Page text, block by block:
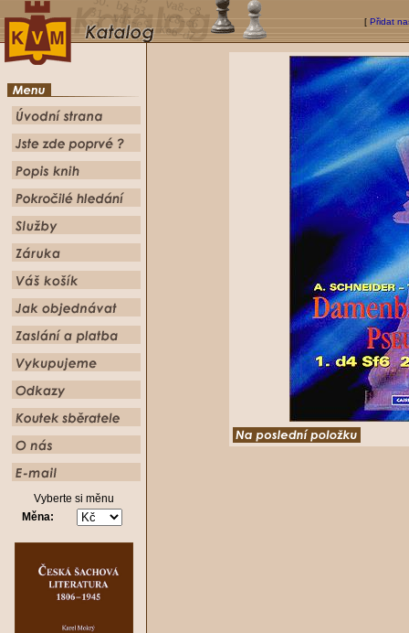
[ Přidat
Vyberte si měnu
Měna: